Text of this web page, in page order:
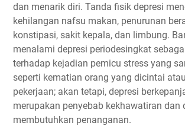
dan menarik diri. Tanda fisik depresi
kehilangan nafsu makan, penurunan
konstipasi, sakit kepala, dan limbung.
menalami depresi periodesingkat
terhadap kejadian pemicu stress yang
seperti kematian orang yang dicintai
pekerjaan; akan tetapi, depresi
merupakan penyebab kekhawatiran dan
membutuhkan penanganan.